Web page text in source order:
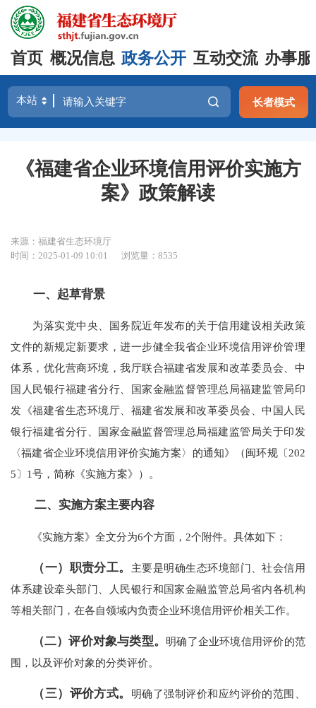
首页 概况信息 政务公开 互动交流 办事
长者模式
《福建省企业环境信用评价实施方
案》政策解读
来源：福建省生态环境厅
时间：2025-01-09 10:01
浏览量：8535
一、起草背景
为落实党中央、国务院近年发布的关于信用建设相关政策
文件的新规定新要求，进一步健全我省企业环境信用评价管理
体系，优化营商环境，我厅联合福建省发展和改革委员会、中
国人民银行福建省分行、国家金融监督管理总局福建监管局印
发《福建省生态环境厅、福建省发展和改革委员会、中国人民
银行福建省分行、国家金融监督管理总局福建监管局关于印发
〈福建省企业环境信用评价实施方案〉的通知》（闽环规〔202
5〕1号，简称《实施方案》）。
二、实施方案主要内容
《实施方案》全文分为6个方面，2个附件。具体如下：
（一）职责分工。
主要是明确生态环境部门、社会信用
体系建设牵头部门、人民银行和国家金融监管总局省内各机构
等相关部门，在各自领域内负责企业环境信用评价相关工作。
（二）评价对象与类型。
明确了企业环境信用评价的范
围，以及评价对象的分类评价。
（三）评价方式。
明确了强制评价和应约评价的范围、